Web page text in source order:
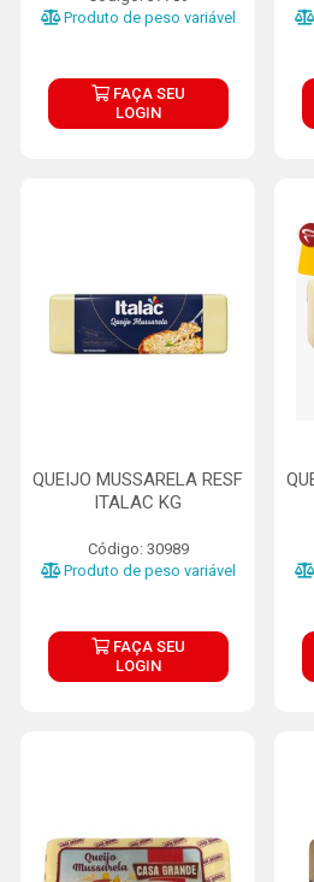
Produto de peso variável
FAÇA SEU
LOGIN
QUEIJO MUSSARELA RESF
ITALAC KG
Código: 30989
Produto de peso variável
FAÇA SEU
LOGIN